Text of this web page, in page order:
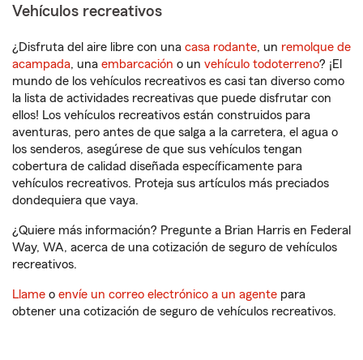
Vehículos recreativos
¿Disfruta del aire libre con una casa rodante, un remolque de
acampada, una embarcación o un vehículo todoterreno? ¡El
mundo de los vehículos recreativos es casi tan diverso como
la lista de actividades recreativas que puede disfrutar con
ellos! Los vehículos recreativos están construidos para
aventuras, pero antes de que salga a la carretera, el agua o
los senderos, asegúrese de que sus vehículos tengan
cobertura de calidad diseñada específicamente para
vehículos recreativos. Proteja sus artículos más preciados
dondequiera que vaya.
¿Quiere más información? Pregunte a Brian Harris en Federal
Way, WA, acerca de una cotización de seguro de vehículos
recreativos.
Llame o envíe un correo electrónico a un agente para
obtener una cotización de seguro de vehículos recreativos.